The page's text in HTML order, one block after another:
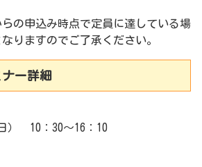
の申込み時点で定員に達している場
りますのでご了承ください。
ー詳細
） 10：30～16：10